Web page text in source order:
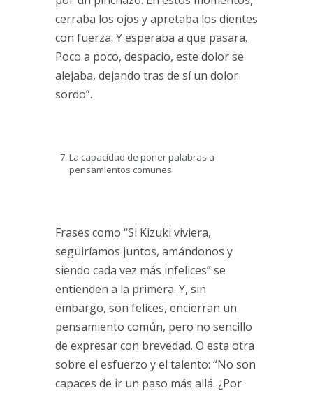
cerraba los ojos y apretaba los dientes
con fuerza. Y esperaba a que pasara.
Poco a poco, despacio, este dolor se
alejaba, dejando tras de sí un dolor
sordo”.
La capacidad de poner palabras a
pensamientos comunes
Frases como “Si Kizuki viviera,
seguiríamos juntos, amándonos y
siendo cada vez más infelices” se
entienden a la primera. Y, sin
embargo, son felices, encierran un
pensamiento común, pero no sencillo
de expresar con brevedad. O esta otra
sobre el esfuerzo y el talento: “No son
capaces de ir un paso más allá. ¿Por